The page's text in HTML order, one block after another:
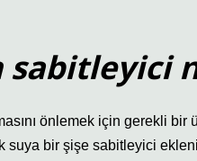
önlemek için gerekli
suya bir şişe sabitleyici